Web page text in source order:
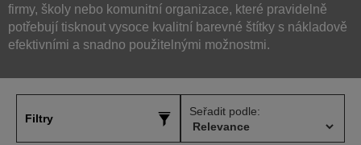
firmy, školy nebo komunitní organizace, které pravidelně
potřebují tisknout vysoce kvalitní barevné štítky s nákladově
efektivními a snadno použitelnými možnostmi.
Filtry
Seřadit podle: